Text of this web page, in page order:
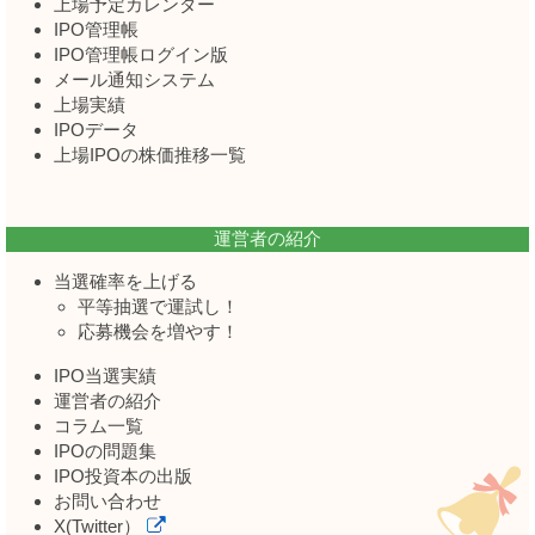
上場予定カレンダー
IPO管理帳
IPO管理帳ログイン版
メール通知システム
上場実績
IPOデータ
上場IPOの株価推移一覧
運営者の紹介
当選確率を上げる
平等抽選で運試し！
応募機会を増やす！
IPO当選実績
運営者の紹介
コラム一覧
IPOの問題集
IPO投資本の出版
お問い合わせ
X(Twitter）